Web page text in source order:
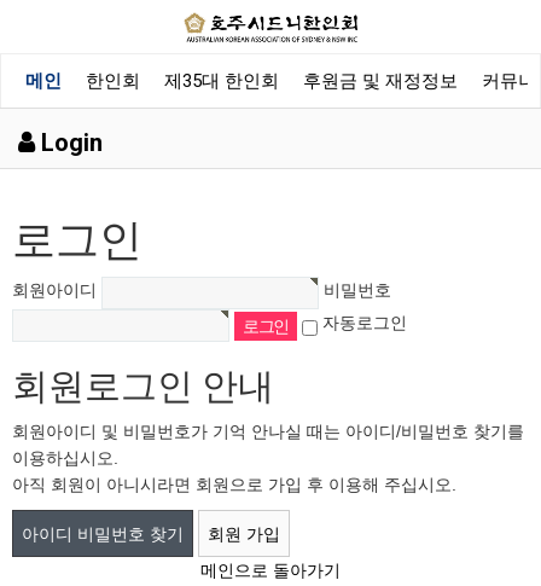
메인 한인회 제35대 한인회 후원금 및 재정정보 커뮤니
Login
로그인
회원아이디
비밀번호
자동로그인
회원로그인 안내
회원아이디 및 비밀번호가 기억 안나실 때는 아이디/비밀번호 찾기를
이용하십시오.
아직 회원이 아니시라면 회원으로 가입 후 이용해 주십시오.
아이디 비밀번호 찾기
회원 가입
메인으로 돌아가기